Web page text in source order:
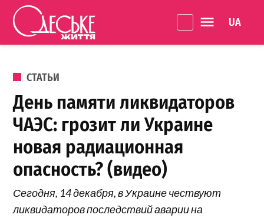
Перейти к содержанию
життя
ОПУБЛИКОВАНО В
СТАТЬИ
День памяти ликвидаторов
ЧАЭС: грозит ли Украине
новая радиационная
опасность? (видео)
Сегодня, 14 декабря, в Украине чествуют
ликвидаторов последствий аварии на